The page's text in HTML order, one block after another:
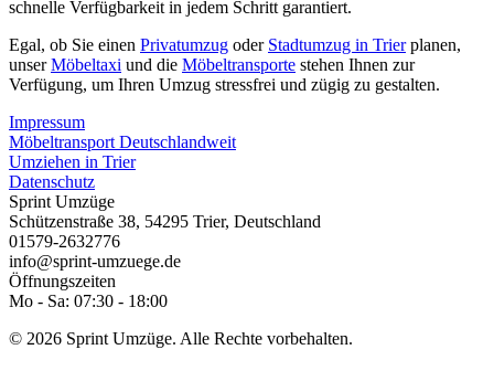
schnelle Verfügbarkeit in jedem Schritt garantiert.
Egal, ob Sie einen Privatumzug oder Stadtumzug in Trierplanen,
unserMöbeltaxi und die Möbeltransporte stehen Ihnen zur
Verfügung, um Ihren Umzug stressfrei und zügig zu gestalten.
Impressum
Möbeltransport Deutschlandweit
Umziehen in Trier
Datenschutz
Sprint Umzüge
Schützenstraße 38, 54295 Trier, Deutschland
01579-2632776
info@sprint-umzuege.de
Öffnungszeiten
Mo - Sa: 07:30 - 18:00
© 2026 Sprint Umzüge. Alle Rechte vorbehalten.